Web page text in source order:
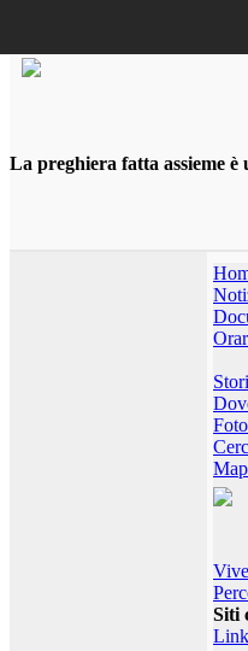
La preghiera fatta assieme
Foto
Siti
Link